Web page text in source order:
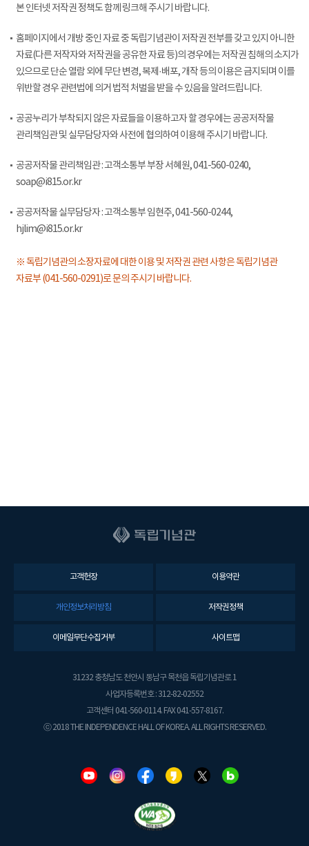
본 인터넷 저작권 정책도 함께 링크해 주시기 바랍니다.
홈페이지에서 개방 중인 자료 중 독립기념관이 저작권 전부를 갖고 있지 아니한
자료(다른 저작자와 저작권을 공유한 자료 등)의 경우에는 저작권 침해의 소지가
있으므로 단순 열람 외에 무단 변경, 복제·배포, 개작 등의 이용은 금지되며 이를
위반할 경우 관련법에 의거 법적 처벌을 받을 수 있음을 알려드립니다.
공공누리가 부착되지 않은 자료들을 이용하고자 할 경우에는 공공저작물
관리책임관 및 실무담당자와 사전에 협의하여 이용해 주시기 바랍니다.
공공저작물 관리책임관 : 고객소통부 부장 서혜원, 041-560-0240,
soap@i815.or.kr
공공저작물 실무담당자 : 고객소통부 임현주, 041-560-0244,
hjlim@i815.or.kr
※ 독립기념관의 소장자료에 대한 이용 및 저작권 관련 사항은 독립기념관
자료부 (041-560-0291)로 문의 주시기 바랍니다.
고객헌장 이용약관
개인정보처리방침 저작권정책
이메일무단수집거부 사이트맵
31232 충청남도 천안시 동남구 목천읍 독립기념관로 1
사업자등록번호 : 312-82-02552
고객센터 041-560-0114. FAX 041-557-8167.
ⓒ 2018 THE INDEPENDENCE HALL OF KOREA. ALL RIGHTS RESERVED.